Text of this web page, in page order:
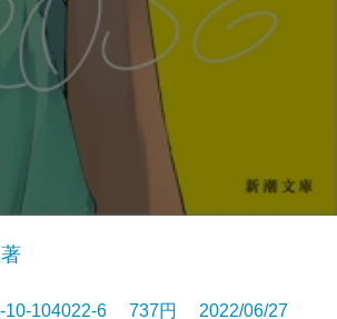
10-104022-6 737円 2022/06/27